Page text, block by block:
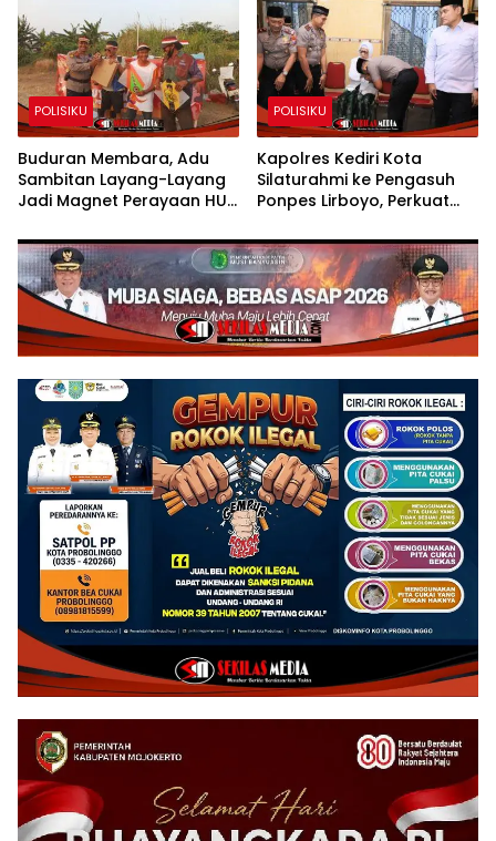
POLISIKU
Buduran Membara, Adu
Sambitan Layang-Layang
Jadi Magnet Perayaan HUT
POLISIKU
Kapolres Kediri Kota
Silaturahmi ke Pengasuh
Ponpes Lirboyo, Perkuat